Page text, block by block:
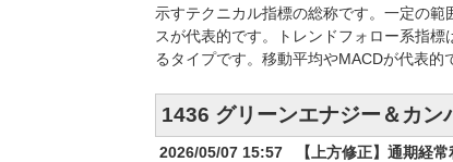
示すテクニカル指標の総称です。一定の
スが代表的です。トレンドフォロー系指
るタイプです。移動平均やMACDが代表的
1436 グリーンエナジー＆カン
2026/05/07 15:57
【上方修正】通期経